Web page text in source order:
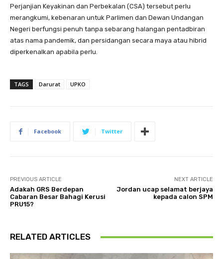
Perjanjian Keyakinan dan Perbekalan (CSA) tersebut perlu
merangkumi, kebenaran untuk Parlimen dan Dewan Undangan
Negeri berfungsi penuh tanpa sebarang halangan pentadbiran
atas nama pandemik, dan persidangan secara maya atau hibrid
diperkenalkan apabila perlu.
TAGS Darurat UPKO
Facebook Twitter
PREVIOUS ARTICLE
Adakah GRS Berdepan
Cabaran Besar Bahagi Kerusi
PRU15?
NEXT ARTICLE
Jordan ucap selamat berjaya
kepada calon SPM
RELATED ARTICLES